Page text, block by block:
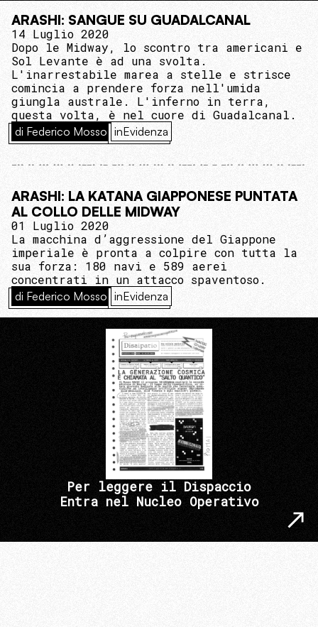
ARASHI: SANGUE SU GUADALCANAL
14 Luglio 2020
Dopo le Midway, lo scontro tra americani e
Sol Levante è ad una svolta.
L'inarrestabile marea a stelle e strisce
comincia a prendere forza nell'umida
giungla australe. L'inferno in terra,
questa volta, è nel cuore di Guadalcanal.
di Federico Mosso inEvidenza
ARASHI: LA KATANA GIAPPONESE PUNTATA
AL COLLO DELLE MIDWAY
01 Luglio 2020
La macchina d’aggressione del Giappone
imperiale è pronta a colpire con tutta la
sua forza: 180 navi e 589 aerei
concentrati in un attacco spaventoso.
di Federico Mosso inEvidenza
Per leggere il Dispaccio
Entra nel Nucleo Operativo